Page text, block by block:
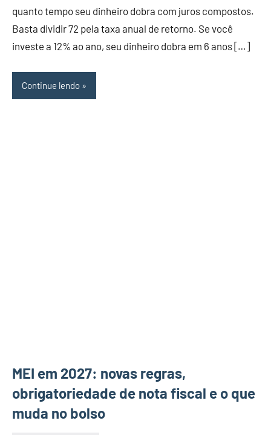
quanto tempo seu dinheiro dobra com juros compostos.
Basta dividir 72 pela taxa anual de retorno. Se você
investe a 12% ao ano, seu dinheiro dobra em 6 anos […]
Continue lendo
MEI em 2027: novas regras,
obrigatoriedade de nota fiscal e o que
muda no bolso